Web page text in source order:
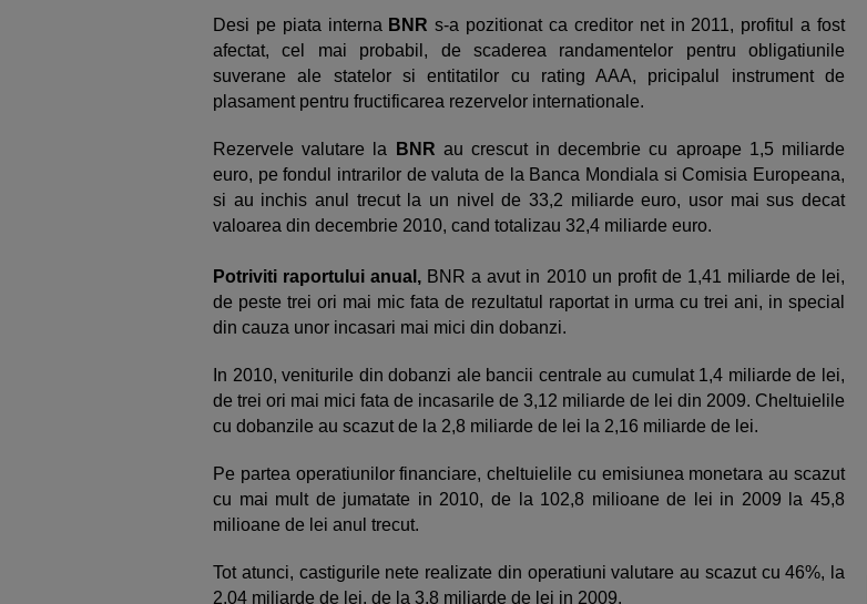
Desi pe piata interna BNR s-a pozitionat ca creditor net in 2011, profitul a fost
afectat, cel mai probabil, de scaderea randamentelor pentru obligatiunile
suverane ale statelor si entitatilor cu rating AAA, pricipalul instrument de
plasament pentru fructificarea rezervelor internationale.
Rezervele valutare la BNR au crescut in decembrie cu aproape 1,5 miliarde
euro, pe fondul intrarilor de valuta de la Banca Mondiala si Comisia Europeana,
si au inchis anul trecut la un nivel de 33,2 miliarde euro, usor mai sus decat
valoarea din decembrie 2010, cand totalizau 32,4 miliarde euro.
Potriviti raportului anual, BNR a avut in 2010 un profit de 1,41 miliarde de lei,
de peste trei ori mai mic fata de rezultatul raportat in urma cu trei ani, in special
din cauza unor incasari mai mici din dobanzi.
In 2010, veniturile din dobanzi ale bancii centrale au cumulat 1,4 miliarde de lei,
de trei ori mai mici fata de incasarile de 3,12 miliarde de lei din 2009. Cheltuielile
cu dobanzile au scazut de la 2,8 miliarde de lei la 2,16 miliarde de lei.
Pe partea operatiunilor financiare, cheltuielile cu emisiunea monetara au scazut
cu mai mult de jumatate in 2010, de la 102,8 milioane de lei in 2009 la 45,8
milioane de lei anul trecut.
Tot atunci, castigurile nete realizate din operatiuni valutare au scazut cu 46%, la
2,04 miliarde de lei, de la 3,8 miliarde de lei in 2009.